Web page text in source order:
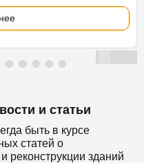
и статьи
быть в курсе
статей о
реконструкции зданий